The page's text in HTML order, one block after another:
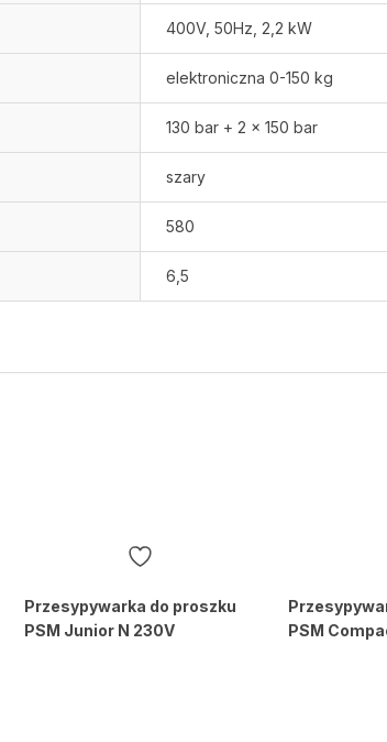
400V, 50Hz, 2,2 kW
elektroniczna 0-150 kg
130 bar + 2 x 150 bar
szary
580
6,5
Przesypywarka do proszku
PSM Junior N 230V
PSM